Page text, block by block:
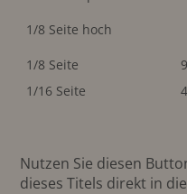
1/8 Seite hoch
1/8 Seite
1/16 Seite
Nutzen Sie diesen
dieses Titels direkt in